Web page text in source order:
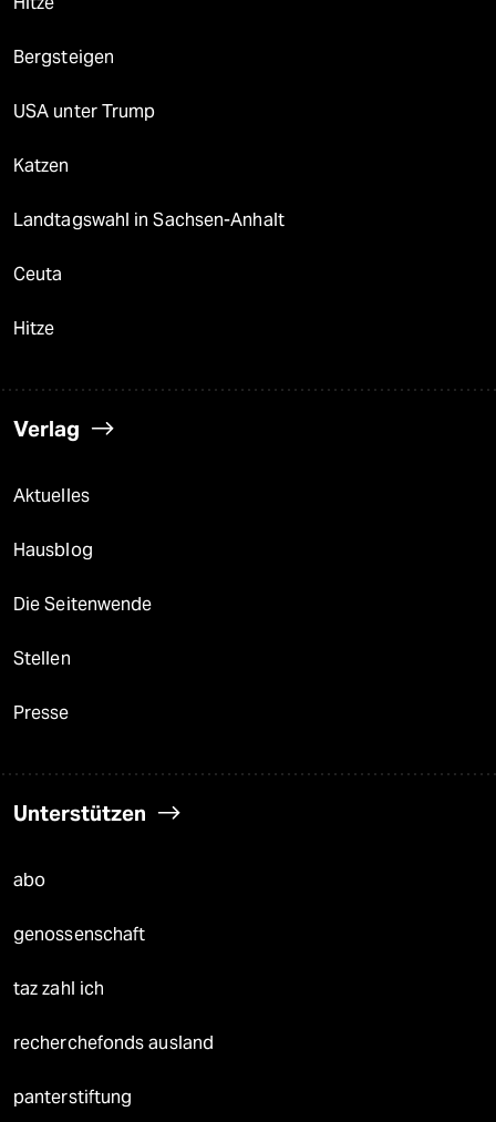
Bergsteigen
USA unter Trump
Katzen
Landtagswahl in Sachsen-Anhalt
Ceuta
Hitze
Verlag
Aktuelles
Hausblog
Die Seitenwende
Stellen
Presse
Unterstützen
abo
genossenschaft
taz zahl ich
recherchefonds ausland
panterstiftung